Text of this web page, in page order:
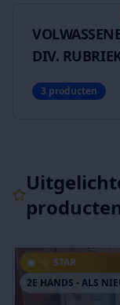
DIV.
3 producten
⭐ STAR
2E HANDS - ALS